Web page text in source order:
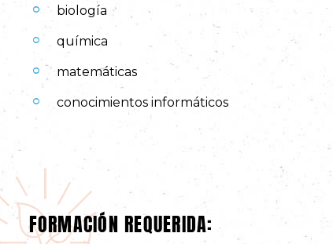
biología
química
matemáticas
conocimientos informáticos
FORMACIÓN REQUERIDA: